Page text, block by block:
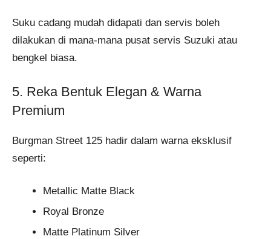
Suku cadang mudah didapati dan servis boleh
dilakukan di mana-mana pusat servis Suzuki atau
bengkel biasa.
5. Reka Bentuk Elegan & Warna
Premium
Burgman Street 125 hadir dalam warna eksklusif
seperti:
Metallic Matte Black
Royal Bronze
Matte Platinum Silver